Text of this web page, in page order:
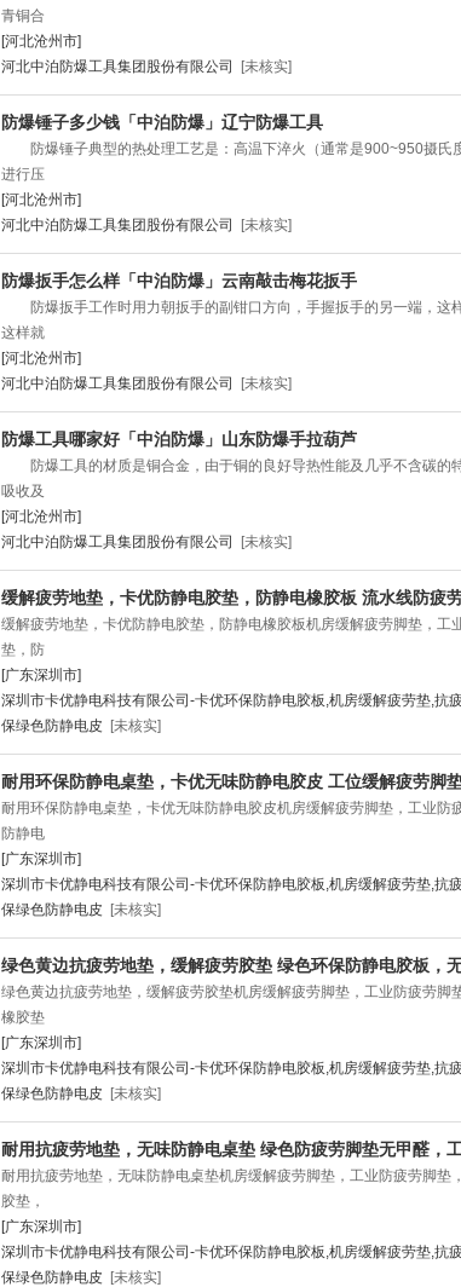
青铜合
[河北沧州市]
河北中泊防爆工具集团股份有限公司
[未核实]
防爆锤子多少钱「中泊防爆」辽宁防爆工具
防爆锤子典型的热处理工艺是：高温下淬火（通常是900~950摄氏
进行压
[河北沧州市]
河北中泊防爆工具集团股份有限公司
[未核实]
防爆扳手怎么样「中泊防爆」云南敲击梅花扳手
防爆扳手工作时用力朝扳手的副钳口方向，手握扳手的另一端，这
这样就
[河北沧州市]
河北中泊防爆工具集团股份有限公司
[未核实]
防爆工具哪家好「中泊防爆」山东防爆手拉葫芦
防爆工具的材质是铜合金，由于铜的良好导热性能及几乎不含碳的
吸收及
[河北沧州市]
河北中泊防爆工具集团股份有限公司
[未核实]
缓解疲劳地垫，卡优防静电胶垫，防静电橡胶板 流水线防疲
缓解疲劳地垫，卡优防静电胶垫，防静电橡胶板机房缓解疲劳脚垫，
垫，防
[广东深圳市]
深圳市卡优静电科技有限公司-卡优环保防静电胶板,机房缓解疲劳垫,抗
保绿色防静电皮
[未核实]
耐用环保防静电桌垫，卡优无味防静电胶皮 工位缓解疲劳脚
耐用环保防静电桌垫，卡优无味防静电胶皮机房缓解疲劳脚垫，工业防
防静电
[广东深圳市]
深圳市卡优静电科技有限公司-卡优环保防静电胶板,机房缓解疲劳垫,抗
保绿色防静电皮
[未核实]
绿色黄边抗疲劳地垫，缓解疲劳胶垫 绿色环保防静电胶板，
绿色黄边抗疲劳地垫，缓解疲劳胶垫机房缓解疲劳脚垫，工业防疲劳
橡胶垫
[广东深圳市]
深圳市卡优静电科技有限公司-卡优环保防静电胶板,机房缓解疲劳垫,抗
保绿色防静电皮
[未核实]
耐用抗疲劳地垫，无味防静电桌垫 绿色防疲劳脚垫无甲醛，
耐用抗疲劳地垫，无味防静电桌垫机房缓解疲劳脚垫，工业防疲劳脚
胶垫，
[广东深圳市]
深圳市卡优静电科技有限公司-卡优环保防静电胶板,机房缓解疲劳垫,抗
保绿色防静电皮
[未核实]